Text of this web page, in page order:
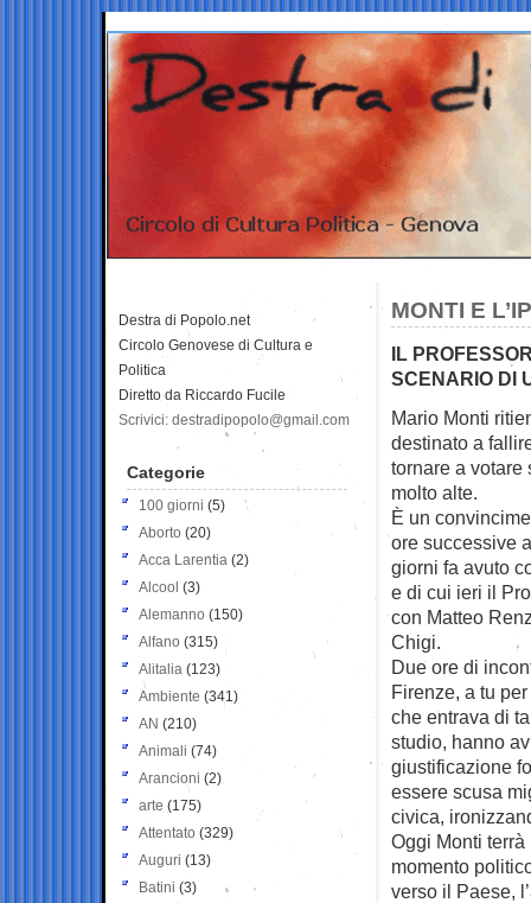
MONTI E
IL
SCENARIO DI
Mario Monti
destinato a
tornare a votare
molto alte.
È un
ore successive
giorni fa avuto
e di cui ieri il
con Matteo
Chigi.
Due ore di
Firenze, a tu
che entrava di
studio, hanno
giustificazione
essere scusa
civica,
Oggi Monti
momento
verso il Paese,
Destra di Popolo.net
Circolo Genovese di Cultura e
Politica
Diretto da Riccardo Fucile
Scrivici: destradipopolo@gmail.com
Categorie
100 giorni (5)
Aborto (20)
Acca Larentia (2)
Alcool (3)
Alemanno (150)
Alfano (315)
Alitalia (123)
Ambiente (341)
AN (210)
Animali (74)
Arancioni (2)
arte (175)
Attentato (329)
Auguri (13)
Batini (3)